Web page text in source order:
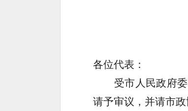
各位代表：
受市人民政府
请予审议，并请市政